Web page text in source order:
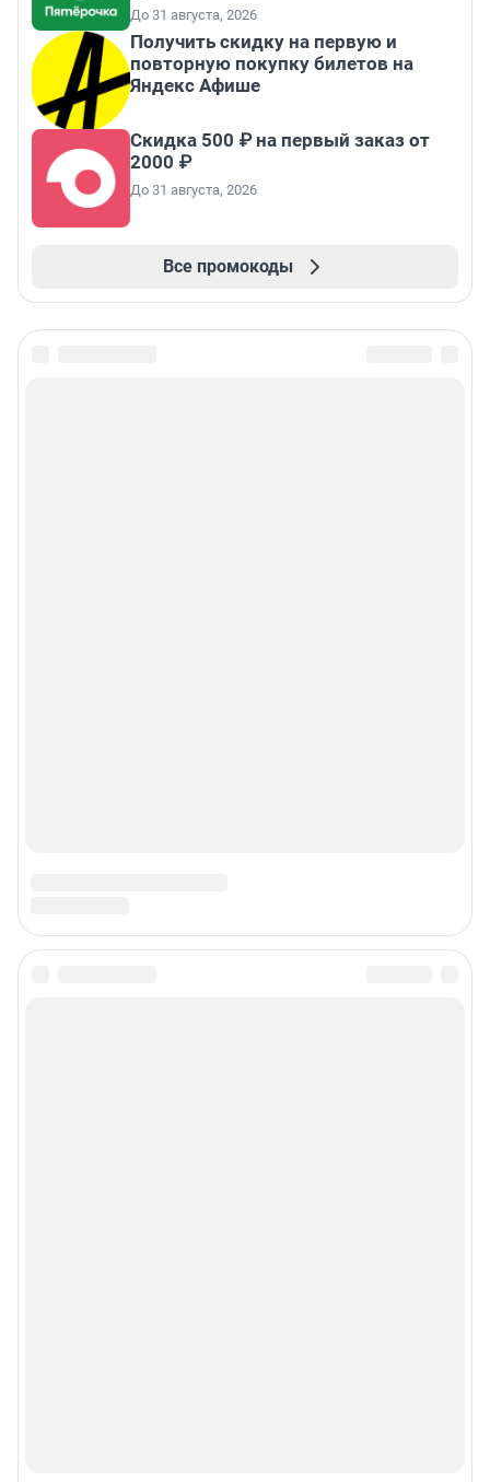
До 31 августа, 2026
Получить скидку на первую и
повторную покупку билетов на
Яндекс Афише
Скидка 500 ₽ на первый заказ от
2000 ₽
До 31 августа, 2026
Все промокоды